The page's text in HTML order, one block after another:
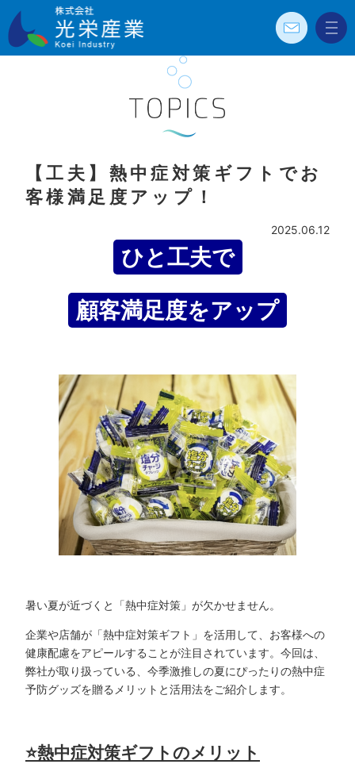
お問
メニ
【工夫】熱中症対策ギフトでお
客様満足度アップ！
2025.06.12
ひと工夫で
顧客満足度をアップ
暑い夏が近づくと「熱中症対策」が欠かせません。
企業や店舗が「熱中症対策ギフト」を活用して、お客様への
健康配慮をアピールすることが注目されています。今回は、
弊社が取り扱っている、今季激推しの夏にぴったりの熱中症
予防グッズを贈るメリットと活用法をご紹介します。
⭐️熱中症対策ギフトのメリット